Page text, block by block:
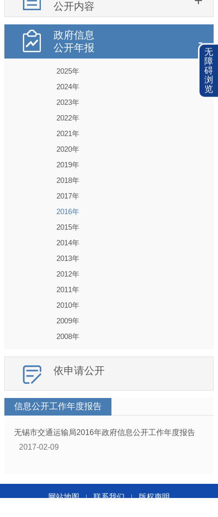
公开内容
政府信息
公开年报
2025年
2024年
2023年
2022年
2021年
2020年
2019年
2018年
2017年
2016年
2015年
2014年
2013年
2012年
2011年
2010年
2009年
2008年
依申请公开
信息公开工作年度报告
无锡市交通运输局2016年政府信息公开工作年度报告
2017-02-09
网站地图 | 联系我们 | 版权声明
无
障
碍
浏
览